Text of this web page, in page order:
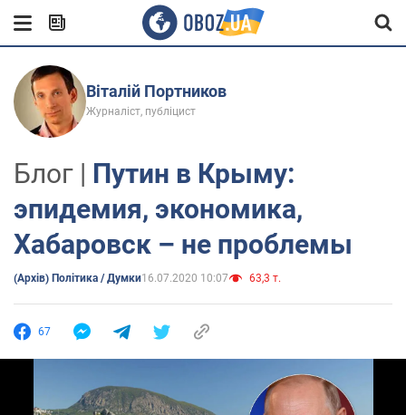
Віталій Портников
Журналіст, публіцист
Блог | Путин в Крыму:
эпидемия, экономика,
Хабаровск – не проблемы
(Архів) Політика / Думки16.07.2020 10:07 63,3 т.
67